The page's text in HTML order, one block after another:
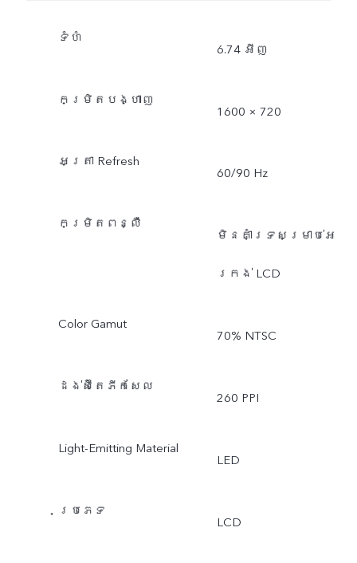
ទំហំ
6.74 អីញ
កម្រិតបង្ហាញ
1600 × 720
អត្រា Refresh
60/90 Hz
កម្រិតពន្លឺ
មិនគាំទ្រសម្រាប់អេ
ក្រង់ LCD
Color Gamut
70% NTSC
ដង់ស៊ីតេភីកសែល
260 PPI
Light-Emitting Material
LED
ប្រភេទ
LCD